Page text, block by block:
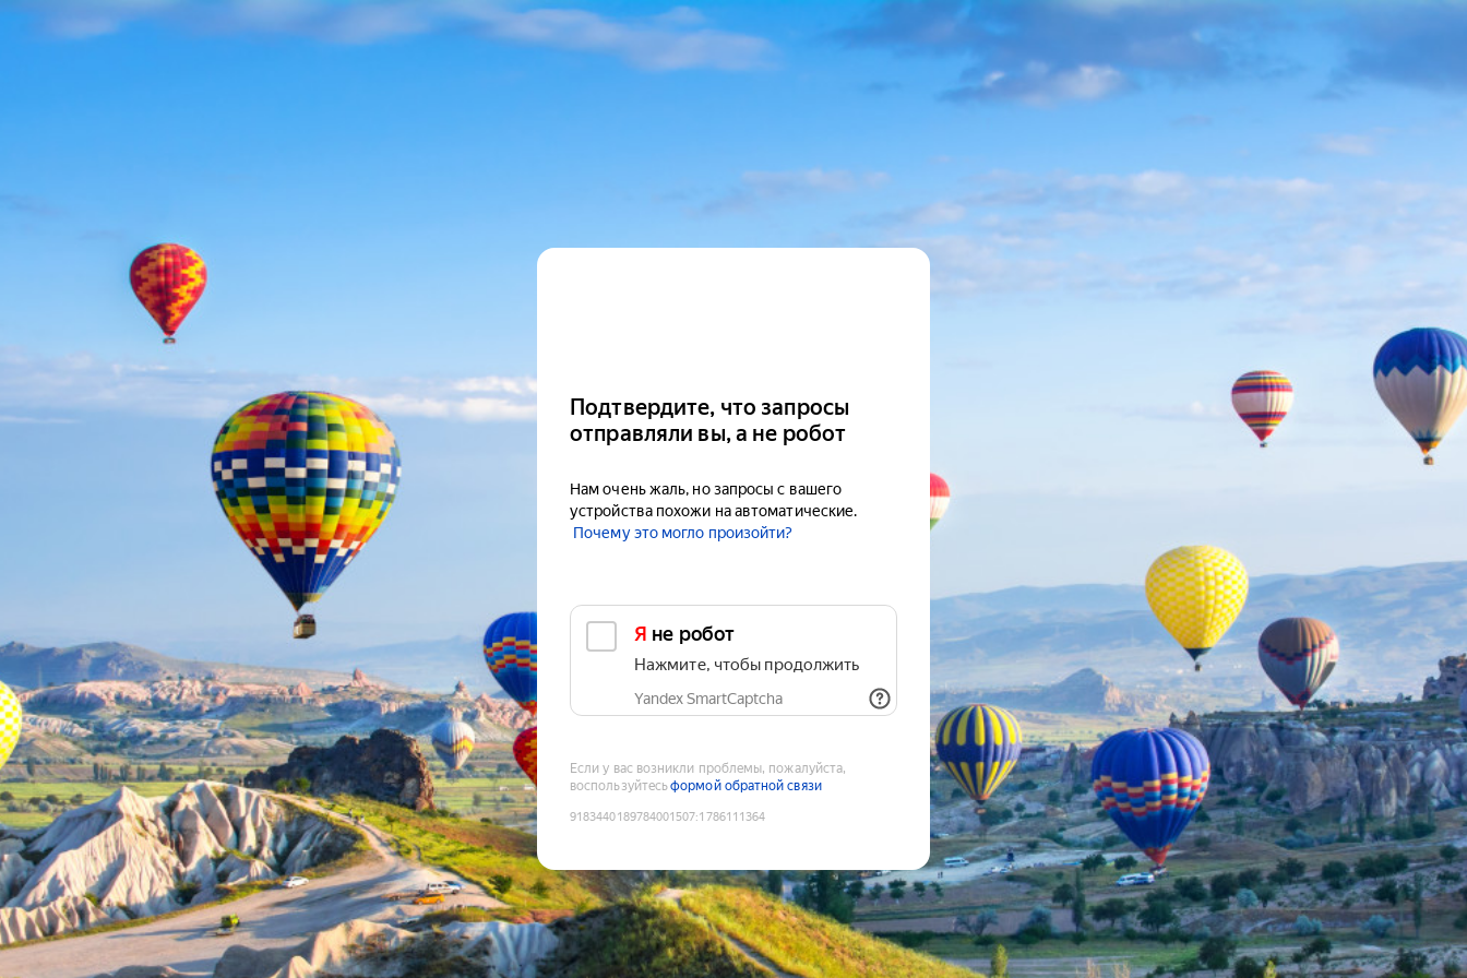
Подтвердите, что запросы
отправляли вы, а не робот
Нам очень жаль, но запросы с вашего
устройства похожи на автоматические.
Почему это могло произойти?
Я не робот
Нажмите, чтобы продолжить
Yandex SmartCaptcha
Если у вас возникли проблемы, пожалуйста,
воспользуйтесьформой обратной связи
9183440189784001507:1786111364